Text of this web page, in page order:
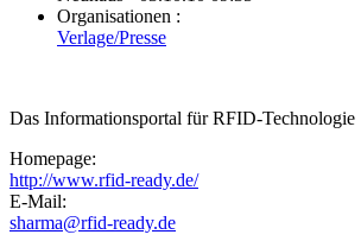
Organisationen :
Verlage/Presse
Das Informationsportal für RFID-Technologie
Homepage:
http://www.rfid-ready.de/
E-Mail:
sharma@rfid-ready.de